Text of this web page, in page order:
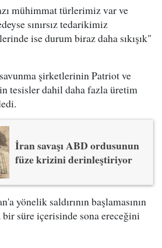
mühimmat türlerimiz var ve
sınırsız tedarikimiz
ise durum biraz daha sıkışık"
şirketlerinin Patriot ve
tesisler dahil daha fazla üretim
İran savaşı ABD ordusunun
füze krizini derinleştiriyor
yönelik saldırının başlamasının
bir süre içerisinde sona ereceğini